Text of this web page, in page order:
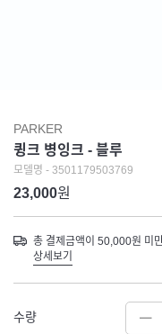
PARKER
큉크 병잉크 - 블루
모델명 - 3501179503769
23,000원
총 결제금액이 50,000원 미
상세보기
수량